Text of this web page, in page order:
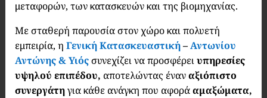
μεταφορών, των κατασκευών και της βιομηχανίας.
Με σταθερή παρουσία στον χώρο και πολυετή
εμπειρία, η Γενική Κατασκευαστική–Αντωνίου
Αντώνης & Υιόςσυνεχίζει να προσφέρειυπηρεσίες
υψηλού επιπέδου, αποτελώντας έναναξιόπιστο
συνεργάτηγια κάθε ανάγκη που αφοράαμαξώματα,